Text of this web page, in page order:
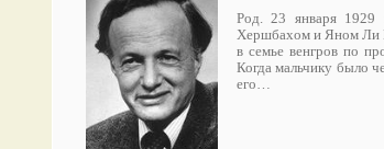
Род. 23 января 1929
Хершбахом и Яном Ли
в семье венгров по
Когда мальчику было
его…